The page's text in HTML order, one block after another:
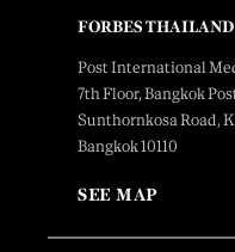
FORBES THAILAND
Post International
7th Floor, Bangkok
Sunthornkosa Road,
Bangkok 10110
SEE MAP